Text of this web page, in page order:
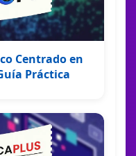
Centrado en
Práctica